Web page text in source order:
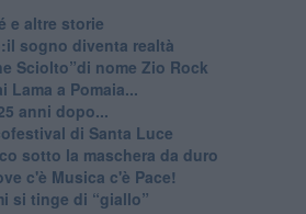
e altre storie
sogno diventa realtà
Sciolto”di nome Zio Rock
Lama a Pomaia...
anni dopo...
di Santa Luce
sotto la maschera da duro
c'è Musica c'è Pace!
si tinge di “giallo”